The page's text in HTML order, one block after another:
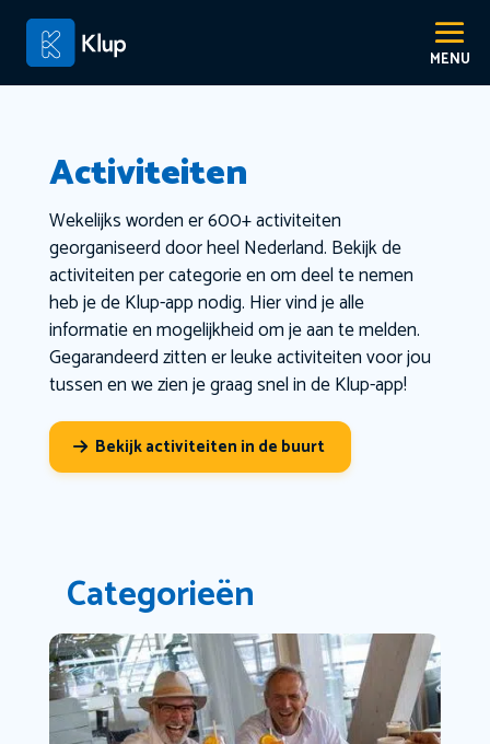
Activiteiten
Wekelijks worden er 600+ activiteiten
georganiseerd door heel Nederland. Bekijk de
activiteiten per categorie en om deel te nemen
heb je de Klup-app nodig. Hier vind je alle
informatie en mogelijkheid om je aan te melden.
Gegarandeerd zitten er leuke activiteiten voor jou
tussen en we zien je graag snel in de Klup-app!
Bekijk activiteiten in de buurt
Categorieën